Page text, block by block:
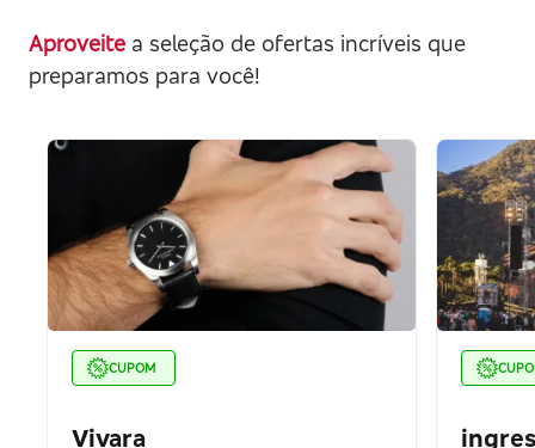
Aproveite a seleção de ofertas incríveis que
preparamos para você!
CUPOM
Vivara